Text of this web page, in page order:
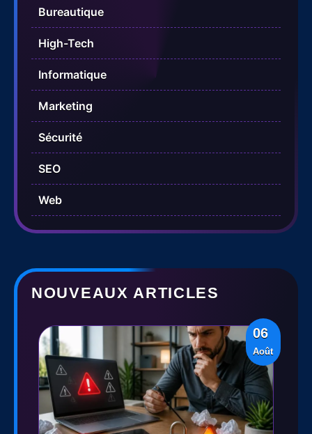
Bureautique
High-Tech
Informatique
Marketing
Sécurité
SEO
Web
NOUVEAUX ARTICLES
06
Août